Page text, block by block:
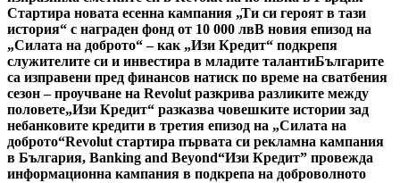
Стартира новата есенна кампания „Ти си героят в тази
история“ с награден фонд от 10 000 лвВ новия епизод на
„Силата на доброто“ – как „Изи Кредит“ подкрепя
служителите си и инвестира в младите талантиБългарите
са изправени пред финансов натиск по време на сватбения
сезон – проучване на Revolut разкрива разликите между
половете„Изи Кредит“ разказва човешките истории зад
небанковите кредити в третия епизод на „Силата на
доброто“Revolut стартира първата си рекламна кампания
в България, Banking and Beyond“Изи Кредит” провежда
информационна кампания в подкрепа на доброволното